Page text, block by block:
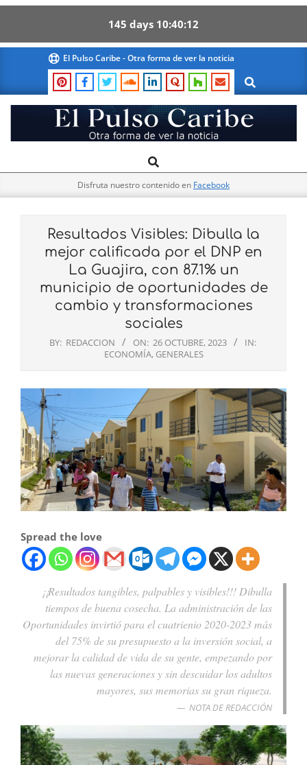
145 days 10 40 09
content
El Pulso Caribe - Otra forma de ver la noticia
Search
El
Pulso
Navigation
Search
Disfruta nuestro contenido en Facebook
Resultados Visibles: Dibulla la
mejor calificada por el DNP en
La Guajira, con 87.1% un
municipio de oportunidades de
cambio y transformaciones
sociales
BY: REDACCION ON: 26 OCTUBRE, 2023
IN:
ECONOMÍA, GENERALES
Spread the love
¡¡Resultados tangibles, palpables y visibles!!! Dibulla
tiempos de buena cosecha. La administración de las
Oportunidades invirtió para el cuatrienio 2020-2023 más
del 75% de su presupuesto a la inversión social, a
mejorar la calidad de vida de su gente, empezando por
las nuevas generaciones y sin descuidar los adultos
mayores, sus memorias su gran riqueza.
NOTA DE REDACCIÓN